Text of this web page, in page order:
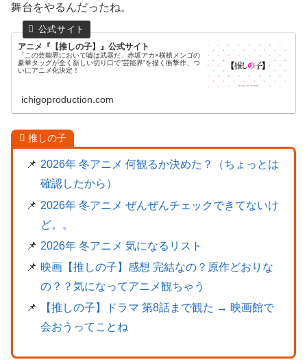
舞台をやるんだったね。
アニメ『【推しの子】』公式サイト
「この芸能界において嘘は武器だ」赤坂アカ×横槍メンゴの
豪華タッグが全く新しい切り口で”芸能界”を描く衝撃作、つ
いにアニメ化決定！
ichigoproduction.com
推しの子
2026年 冬アニメ 何観るか決めた？（ちょっとは
確認したから）
2026年 冬アニメ ぜんぜんチェックできてないけ
ど。。
2026年 冬アニメ 気になるリスト
映画【推しの子】感想 完結なの？原作どおりな
の？？気になってアニメ観ちゃう
【推しの子】ドラマ 第8話まで観た → 映画館で
会おうってことね